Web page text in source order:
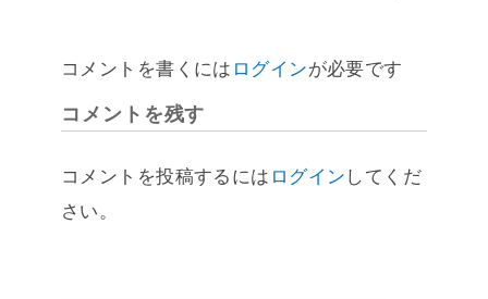
コメントを書くには ログインが必要です
コメントを残す
コメントを投稿するには ログインしてくだ
さい。